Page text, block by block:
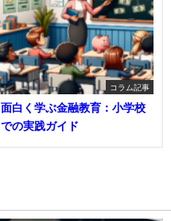
コラム記事
面白く学ぶ金融教育：小学校
での実践ガイド